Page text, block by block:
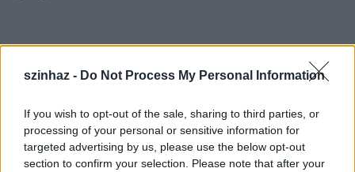
szinhaz - Do Not Process My Personal Information
If you wish to opt-out of the sale, sharing to third parties, or
processing of your personal or sensitive information for
targeted advertising by us, please use the below opt-out
section to confirm your selection. Please note that after your